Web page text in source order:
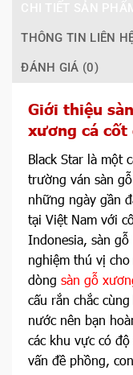
THÔNG TIN LIÊN
ĐÁNH GIÁ (0)
Giới thiệu
xương cá cốt
Black Star là một
trường ván sàn
những ngày gần
tại Việt Nam với
Indonesia, sàn
nghiệm thú vị
dòng sàn gỗ
cấu rắn chắc
nước nên bạn
các khu vực có
vấn đề phồng,